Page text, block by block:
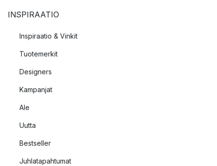
INSPIRAATIO
Inspiraatio & Vinkit
Tuotemerkit
Designers
Kampanjat
Ale
Uutta
Bestseller
Juhlatapahtumat